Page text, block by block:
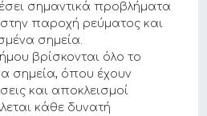
σημαντικά προβλήματα
στην παροχή ρεύματος και
σημεία.
βρίσκονται όλο το
σημεία, όπου έχουν
και αποκλεισμοί
κάθε δυνατή